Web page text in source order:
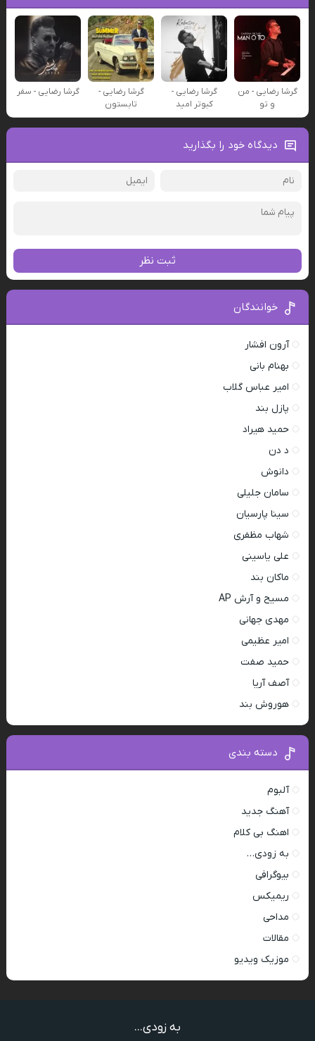
گرشا رضایی - من
و تو
گرشا رضایی -
کبوتر امید
گرشا رضایی -
تابستون
گرشا رضایی - سفر
دیدگاه خود را بگذارید
ثبت نظر
خوانندگان
آرون افشار
بهنام بانی
امیر عباس گلاب
پازل بند
حمید هیراد
د دن
دانوش
سامان جلیلی
سینا پارسیان
شهاب مظفری
علی یاسینی
ماکان بند
مسیح و آرش AP
مهدی جهانی
امیر عظیمی
حمید صفت
آصف آریا
هوروش بند
دسته بندی
آلبوم
آهنگ جدید
اهنگ بی کلام
به زودی…
بیوگرافی
ریمیکس
مداحی
مقالات
موزیک ویدیو
به زودی...